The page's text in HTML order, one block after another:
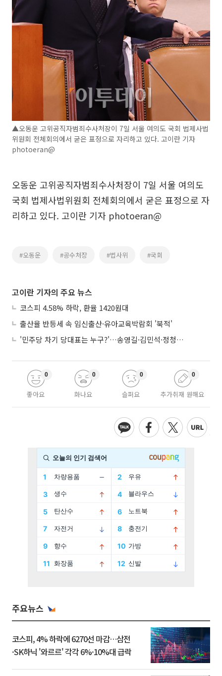
▲오동운 고위공직자범죄수사처장이 7일 서울 여의도 국회 법제사법
위원회 전체회의에서 굳은 표정으로 자리하고 있다. 고이란 기자
photoeran@
오동운 고위공직자범죄수사처장이 7일 서울 여의도
국회 법제사법위원회 전체회의에서 굳은 표정으로 자
리하고 있다. 고이란 기자 photoeran@
#오동운 #공수처장 #법사위 #국회
고이란 기자의 주요 뉴스
코스피 4.58% 하락, 환율 1420원대
출산율 반등세 속 임신출산·유아교육박람회 '북적'
'민주당 차기 당대표는 누구?'…송영길·김민석·정청래 토론회
좋아요
0
화나요
0
슬퍼요
0
추가취재 원해요
0
주요뉴스
코스피, 4% 하락에 6270선 마감…삼전
·SK하닉 '와르르' 각각 6%·10%대 급락